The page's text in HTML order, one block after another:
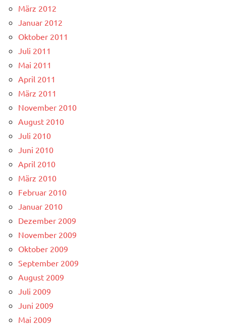
März 2012
Januar 2012
Oktober 2011
Juli 2011
Mai 2011
April 2011
März 2011
November 2010
August 2010
Juli 2010
Juni 2010
April 2010
März 2010
Februar 2010
Januar 2010
Dezember 2009
November 2009
Oktober 2009
September 2009
August 2009
Juli 2009
Juni 2009
Mai 2009